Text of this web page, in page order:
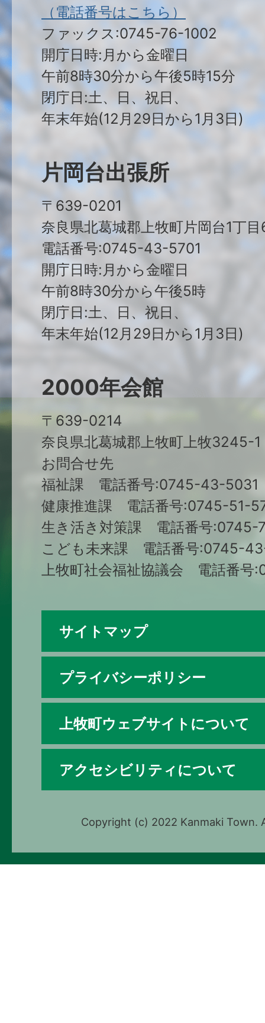
（電話番号はこちら）
ファックス:0745-76-1002
開庁日時:月から金曜日
午前8時30分から午後5時15分
閉庁日:土、日、祝日、
年末年始(12月29日から1月3日)
片岡台出張所
〒639-0201
奈良県北葛城郡上牧町片岡台1丁目
電話番号:0745-43-5701
開庁日時:月から金曜日
午前8時30分から午後5時
閉庁日:土、日、祝日、
年末年始(12月29日から1月3日)
2000年会館
〒639-0214
奈良県北葛城郡上牧町上牧3245-1
お問合せ先
福祉課 電話番号:0745-43-5031
健康推進課 電話番号:0745-51-
生き活き対策課 電話番号:0745-
こども未来課 電話番号:0745-
上牧町社会福祉協議会 電話番
サイトマップ
プライバシーポリシー
上牧町ウェブサイトについて
アクセシビリティについて
Copyright (c) 2022 Kanmaki Town.